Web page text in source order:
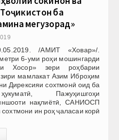
ба
мегузорад»
/АМИТ «Ховар»/.
6-уми роҳи мошингарди
Хосор» зери роҳбарии
мамлакат Азим Иброҳим
Дирексияи сохтмонӣ оид ба
Пажуҳишгоҳи
нақлиётӣ, САНИОСП
ин роҳ ҷаласаи корӣ